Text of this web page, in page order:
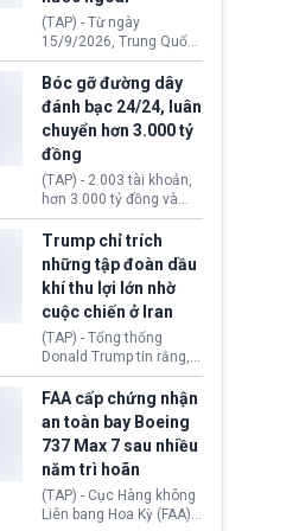
đến ổ dịch Salmonella
khiến ít nhất 110 người
mắc bệnh tại bang
Minnesota.
(TAP) - Từ ngày
15/9/2026, Trung Quốc
áp dụng quy định mới về
quản lý xuất nhập cảnh.
Một hành vi vi phạm giấy
tờ, xuất nhập cảnh trái
phép hay liên quan kiểm
soát công nghệ có thể
khiến công dân Trung
Quốc đối mặt lệnh cấm
xuất cảnh kéo dài tới 3
năm. Trong khi đó, người
nước ngoài sử dụng giấy
tờ giả có nguy cơ bị từ
chối nhập cảnh hoặc
cấm vào Trung Quốc tới
5 năm.
Bóc gỡ đường dây
đánh bạc 24/24, luân
chuyển hơn 3.000 tỷ
đồng
(TAP) - 2.003 tài khoản,
hơn 3.000 tỷ đồng và
một đường dây đánh
bạc xuyên quốc gia vận
hành 24/24 giờ vừa bị
Công an TP. Hải Phòng
(Việt Nam) bóc gỡ.
Trump chỉ trích
những tập đoàn dầu
khí thu lợi lớn nhờ
cuộc chiến ở Iran
(TAP) - Tổng thống
Donald Trump tin rằng, 2
tập đoàn dầu khí
ExxonMobil và Chevron
đã thu về lợi nhuận quá
lớn nhờ giá dầu tăng
mạnh suốt thời gian Hoa
Kỳ xảy ra xung đột ở
Iran. Trên cơ sở đó, lãnh
đạo Nhà Trắng kêu gọi
các doanh nghiệp cần
FAA cấp chứng nhận
an toàn bay Boeing
737 Max 7 sau nhiều
năm trì hoãn
(TAP) - Cục Hàng không
Liên bang Hoa Kỳ (FAA)